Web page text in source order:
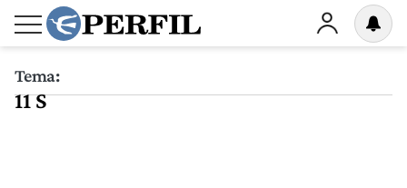
Tema:
11 S